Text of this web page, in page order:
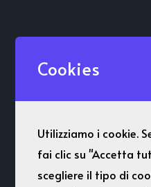
Contattaci al
2 per assistenza
Cookies
Utilizziamo i cookie.
fai clic su "Accetta
scegliere il tipo di